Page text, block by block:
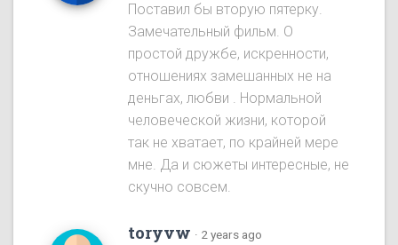
Поставил бы вторую пятерку.
Замечательный фильм. О
простой дружбе, искренности,
отношениях замешанных не на
деньгах, любви . Нормальной
человеческой жизни, которой
так не хватает, по крайней мере
мне. Да и сюжеты интересные, не
скучно совсем.
toryvw · 2 years ago